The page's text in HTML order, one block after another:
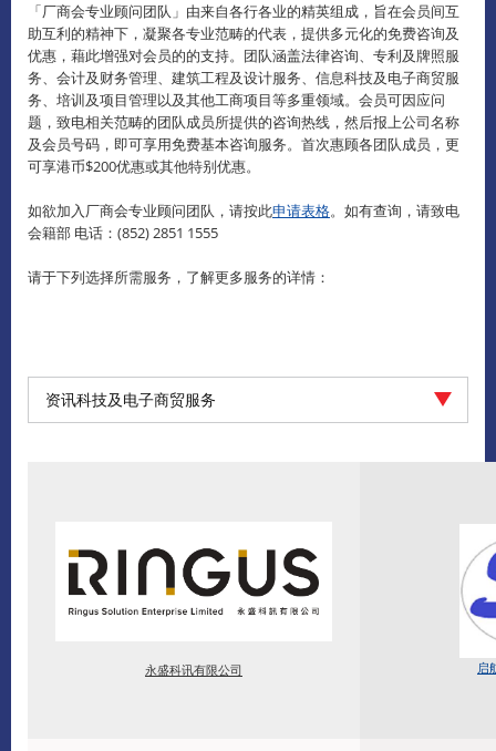
「厂商会专业顾问团队」由来自各行各业的精英组成，旨在会员间互
助互利的精神下，凝聚各专业范畴的代表，​提供多元化的免费咨询及
优惠，藉此增强对会员的的支持。团队涵盖法律咨询、专利及牌照服
务、会计及财务管理、建筑工程及设计服务、信息科技及电子商贸服
务、培训及项目管理以及其他工商项目等多重领域。会员可因应问
题，致电相关范畴的团队成员所提供的咨询热线，然后报上公司名称
及会员号码，即可享用免费基本咨询服务。首次惠顾各团队成员，更
可享港币$200优惠或其他特别优惠。
如欲加入厂商会专业顾问团队，请按此申请表格。如有查询，请致电
会籍部 电话：(852) 2851 1555
请于下列选择所需服务，了解更多服务的详情：
资讯科技及电子商贸服务
永盛科讯有限公司 启